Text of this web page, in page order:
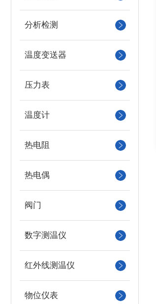
分析检测
温度变送器
压力表
温度计
热电阻
热电偶
阀门
数字测温仪
红外线测温仪
物位仪表